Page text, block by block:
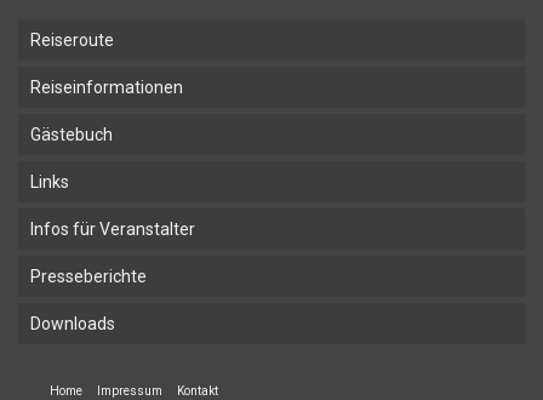
Reiseroute
Reiseinformationen
Gästebuch
Links
Infos für Veranstalter
Presseberichte
Downloads
Home Impressum Kontakt